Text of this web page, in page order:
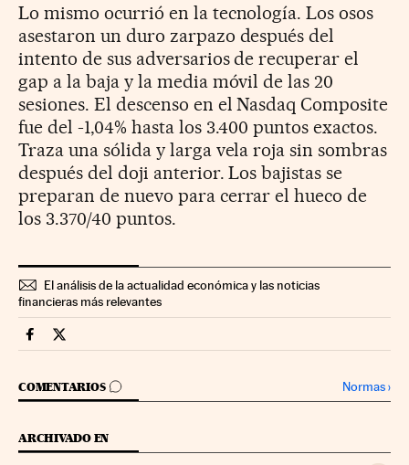
Lo mismo ocurrió en la tecnología. Los osos
asestaron un duro zarpazo después del
intento de sus adversarios de recuperar el
gap a la baja y la media móvil de las 20
sesiones. El descenso en el Nasdaq Composite
fue del -1,04% hasta los 3.400 puntos exactos.
Traza una sólida y larga vela roja sin sombras
después del doji anterior. Los bajistas se
preparan de nuevo para cerrar el hueco de
los 3.370/40 puntos.
El análisis de la actualidad económica y las noticias
financieras más relevantes
Mercados Financieros Cinco Días en Facebook
Mercados Financieros Cinco Días en Twitter
COMENTARIOS
IR A LOS COMENTARIOS Normas›
ARCHIVADO EN